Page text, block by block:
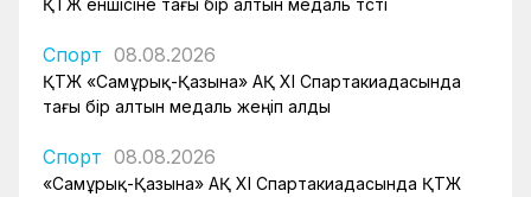
ҚТЖ еншісіне тағы бір алтын медаль түсті
Спорт 08.08.2026
ҚТЖ «Самұрық-Қазына» АҚ XI Спартакиадасында
тағы бір алтын медаль жеңіп алды
Спорт 08.08.2026
«Самұрық-Қазына» АҚ XI Спартакиадасында ҚТЖ